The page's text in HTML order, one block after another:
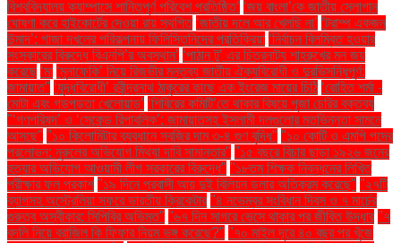
বিশ্ববিদ্যালয় ক্যাম্পাসে শান্তিপূর্ণ পরিবেশ প্রতিষ্ঠিত’ ‘জয় বাংলা’কে জাতীয় স্লোগান
ঘোষণা করে হাইকোর্টের দেওয়া রায় স্থগিত ‘জাতীয় দলে আর খেলছি না’ ‘ট্রাম্প একজন
উন্মাদ’: গাজা দখলের পরিকল্পনায় ফিলিস্তিনিদের প্রতিক্রিয়া ‘নির্বাচন বিলম্বিত হওয়ার
সংস্কারের বিরুদ্ধে বিএনপি’র অবস্থান’ ‘পাঠান টু’ এর চিত্রনাট্য শাহরুখের মন জয়
করেছে ‘মা ‘মুনাফেকি’ নিয়ে রিজভীর মন্তব্য জাতীয় ঐক্যবিরোধী ও দুরভিসন্ধিপূর্ণ:
জামায়াত" ‘যুদ্ধবিরোধী’ রবীন্দ্রনাথ ঠাকুরের কাছে এক ইংরেজ মায়ের চিঠি ‘রোহিত শর্মা -
মোটা এবং গড়পড়তা খেলোয়াড়’ ‘শিবিরের কমিটি’তে থাকার বিষয়ে পূজা চেরির বক্তব্য
"‘গণপরিষদ’ ও ‘সেকেন্ড রিপাবলিক’: জামায়াতসহ ইসলামী দলগুলোর মতভিন্নতা সামনে
আসছে" "১০ কিলোমিটার ব্যবধানে সবজির দাম ৩-৪ গুণ বৃদ্ধি" "১০ কোটি ও এমপি পদের
প্রলোভন: নুরুলের অভিযোগ মিথ্যা দাবি সামান্তার" "১৫ বছরে বিচার ছাড়া ১৯২৬ জনের
হত্যার অভিযোগ আওয়ামী লীগ সরকারের বিরুদ্ধে" "১৮তম শিক্ষক নিবন্ধনের লিখিত
পরীক্ষার ফল প্রকাশ "১৯ দিনে প্রবাসী আয় দুই বিলিয়ন ডলার অতিক্রম করেছে" "২৭টি
ব্যাগসহ অস্ট্রেলিয়া সফরে ভারতীয় ক্রিকেটার "৪ নভেম্বর সংবিধান দিবস ও ৭ মার্চের
গুরুত্ব অস্বীকার: সিপিবির অভিমত" "৬৭ দিন সাগরে ভেসে থাকার পর জীবিত উদ্ধার "৭
বদলি নিয়ে ব্রাজিল কি ফিফার নিয়ম ভঙ্গ করেছে?" "৭০ মাইল দূরে ৪০ বছর পর খুঁজে